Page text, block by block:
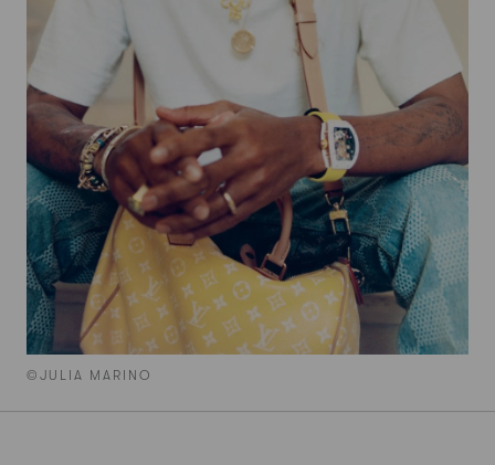
©JULIA MARINO